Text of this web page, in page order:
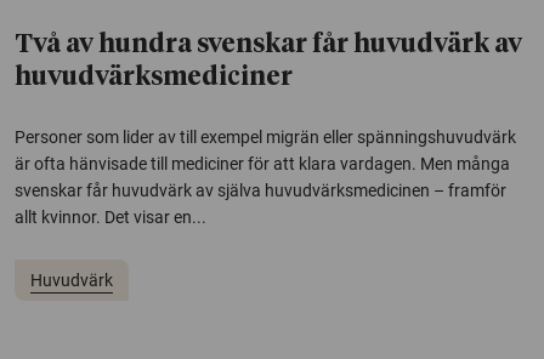
Två av hundra svenskar får huvudvärk av
huvudvärksmediciner
Personer som lider av till exempel migrän eller spänningshuvudvärk
är ofta hänvisade till mediciner för att klara vardagen. Men många
svenskar får huvudvärk av själva huvudvärksmedicinen – framför
allt kvinnor. Det visar en...
Huvudvärk